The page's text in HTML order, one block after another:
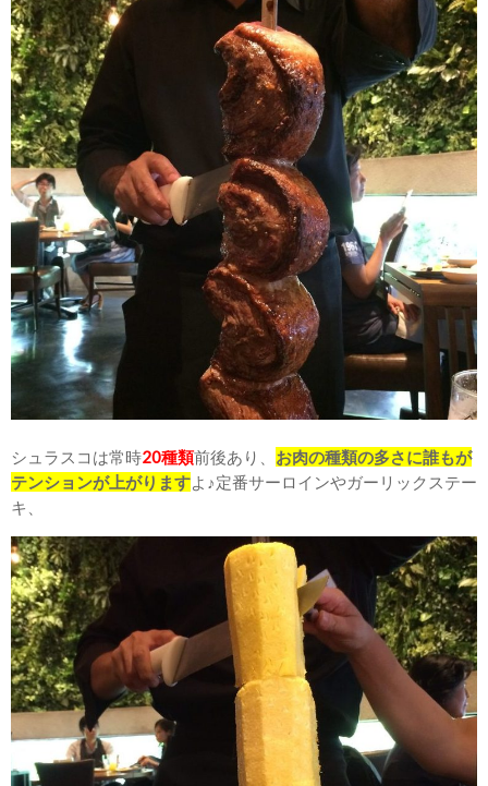
シュラスコは常時20種類前後あり、 お肉の種類の多さに誰もが
テンションが上がりますよ♪定番サーロインやガーリックステー
キ、